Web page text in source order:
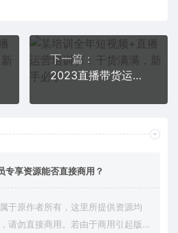
下一篇：
2023直播带货运营线上训练营，起号-数据指标-投流-主播训练
专享资源能否直接商用？
于原作者所有，这里所提供资源均
请勿直接商用。若由于商用引起版